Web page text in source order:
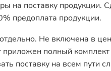
на поставку продукции.
предоплата продукции.
Не включена в
приложен полный
поставку на всем пути